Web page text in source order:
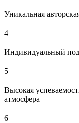
Уникальная
4
Индивидуальный
5
Высокая
атмосфера
6